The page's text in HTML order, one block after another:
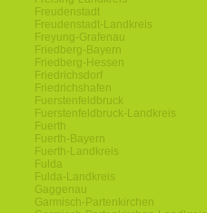
Freudenstadt
Freudenstadt-Landkreis
Freyung-Grafenau
Friedberg-Bayern
Friedberg-Hessen
Friedrichsdorf
Friedrichshafen
Fuerstenfeldbruck
Fuerstenfeldbruck-Landkreis
Fuerth
Fuerth-Bayern
Fuerth-Landkreis
Fulda
Fulda-Landkreis
Gaggenau
Garmisch-Partenkirchen